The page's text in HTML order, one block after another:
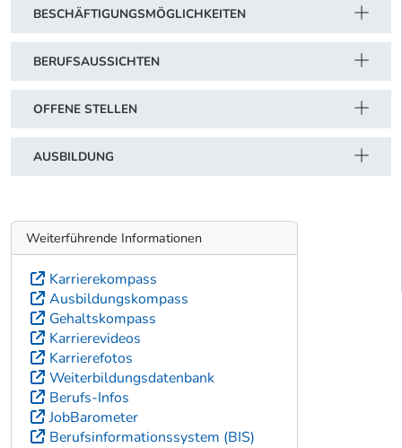
BESCHÄFTIGUNGSMÖGLICHKEITEN
BERUFSAUSSICHTEN
OFFENE STELLEN
AUSBILDUNG
Weiterführende Informationen
Karrierekompass
Ausbildungskompass
Gehaltskompass
Karrierevideos
Karrierefotos
Weiterbildungsdatenbank
Berufs-Infos
JobBarometer
Berufsinformationssystem (BIS)